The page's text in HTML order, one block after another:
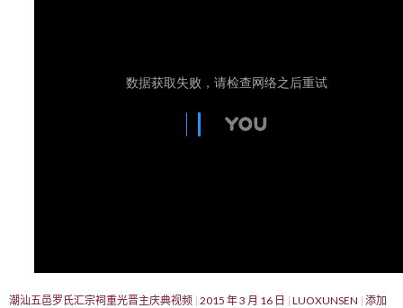
潮汕五邑罗氏汇宗祠重光晋主庆典视频 2015 年 3 月 16 日 LUOXUNSEN 添加